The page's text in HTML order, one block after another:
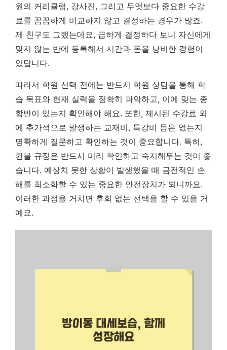
원의 커리큘럼, 강사진, 그리고 무엇보다 중요한 수강
료를 꼼꼼하게 비교하지 않고 결정하는 경우가 많죠.
제 친구도 그랬는데요, 급하게 결정하다 보니 자신에게
맞지 않는 반에 등록해서 시간과 돈을 낭비한 경험이
있답니다.
따라서 학원 선택 전에는 반드시 학원 상담을 통해 학
습 목표와 현재 실력을 정확히 파악하고, 이에 맞는 종
합반이 있는지 확인해야 해요. 또한, 제시된 수강료 외
에 추가적으로 발생하는 교재비, 특강비 등은 없는지
명확하게 질문하고 확인하는 것이 중요합니다. 특히,
환불 규정은 반드시 미리 확인하고 숙지해두는 것이 좋
습니다. 예상치 못한 상황이 발생했을 때 금전적인 손
해를 최소화할 수 있는 중요한 안전장치가 되니까요.
이러한 과정을 거치면 후회 없는 선택을 할 수 있을 거
예요.